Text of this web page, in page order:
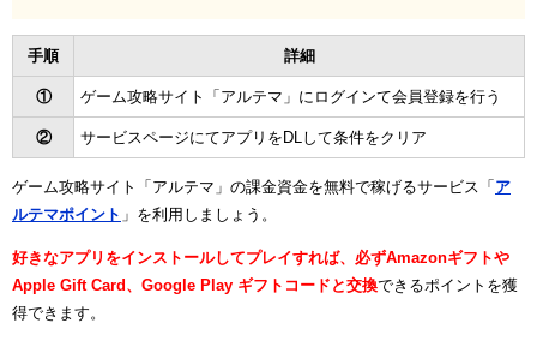
手順 詳細
① ゲーム攻略サイト「アルテマ」にログインて会員登録を行う
② サービスページにてアプリをDLして条件をクリア
ゲーム攻略サイト「アルテマ」の課金資金を無料で稼げるサービス「 ア
ルテマポイント 」を利用しましょう。
好きなアプリをインストールしてプレイすれば、必ずAmazonギフトや
Apple Gift Card、Google Play ギフトコードと交換できるポイントを獲
得できます。